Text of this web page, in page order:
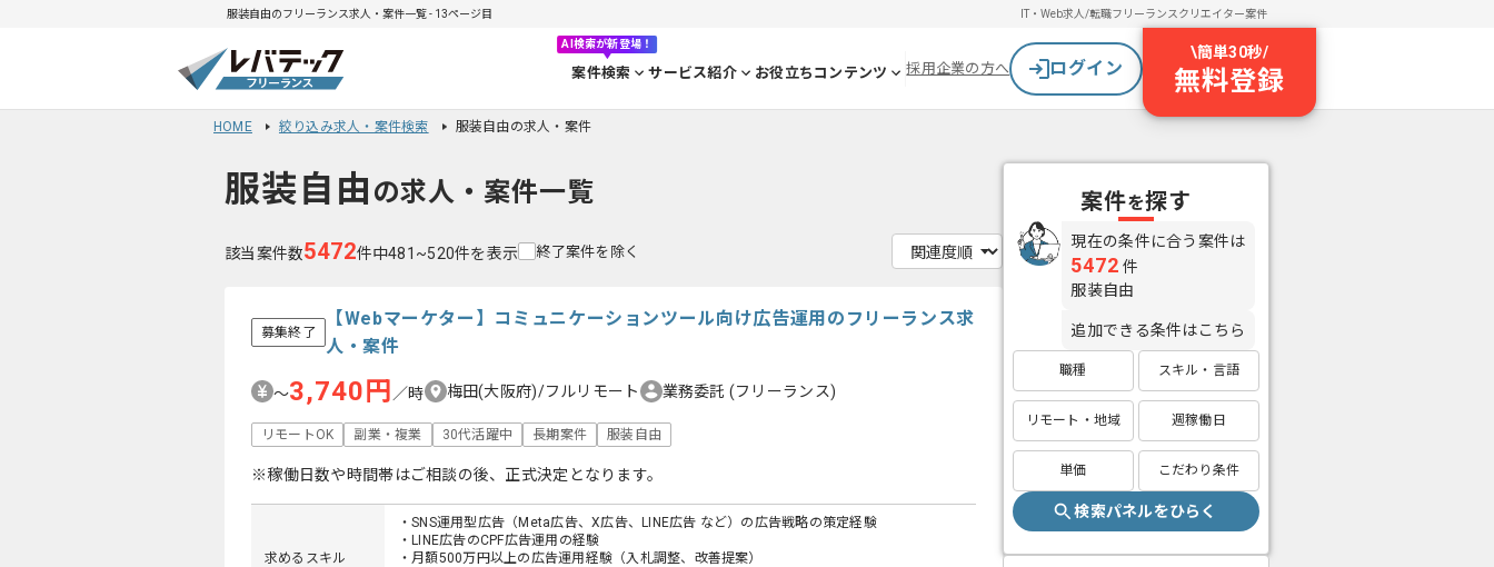
服装自由のフリーランス求人・案件一覧 - 13ページ目 IT・Web求人/転職フリーランスクリエイター案件
AI検索が新登場！
案件検索 サービス紹介 お役立ちコンテンツ 採用企業の方へ ログイン
\簡単30秒/
無料登録
HOME 絞り込み求人・案件検索 服装自由の求人・案件
服装自由 の求人・案件一覧
該当案件数5472件中481~520件を表示 終了案件を除く
募集終了
【Webマーケター】コミュニケーションツール向け広告運用のフリーランス求
人・案件
〜3,740円／時 梅田(大阪府)/フルリモート 業務委託 (フリーランス)
リモートOK 副業・複業 30代活躍中 長期案件 服装自由
※稼働日数や時間帯はご相談の後、正式決定となります。
求めるスキル
・SNS運用型広告（Meta広告、X広告、LINE広告 など）の広告戦略の策定経験
・LINE広告のCPF広告運用の経験
・月額500万円以上の広告運用経験（入札調整、改善提案）
案件を探す
現在の条件に合う案件は
5472 件
服装自由
追加できる条件はこちら
職種 スキル・言語
リモート・地域 週稼働日
単価 こだわり条件
検索パネルをひらく